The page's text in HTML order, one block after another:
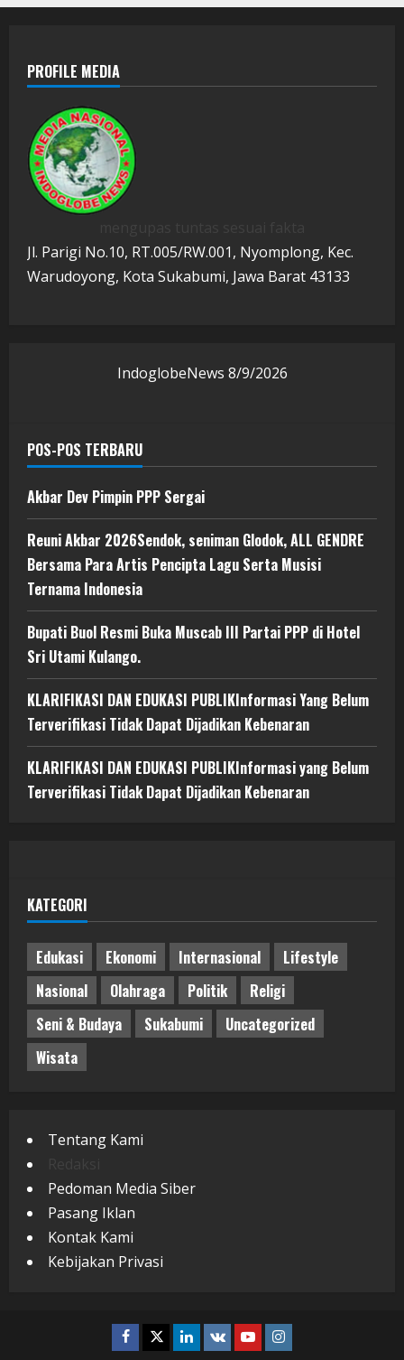
PROFILE MEDIA
Jl. Parigi No.10, RT.005/RW.001, Nyomplong, Kec.
Warudoyong, Kota Sukabumi, Jawa Barat 43133
IndoglobeNews 8/9/2026
POS-POS TERBARU
Akbar Dev Pimpin PPP Sergai
Reuni Akbar 2026Sendok, seniman Glodok, ALL GENDRE
Bersama Para Artis Pencipta Lagu Serta Musisi
Ternama Indonesia
Bupati Buol Resmi Buka Muscab III Partai PPP di Hotel
Sri Utami Kulango.
KLARIFIKASI DAN EDUKASI PUBLIKInformasi Yang Belum
Terverifikasi Tidak Dapat Dijadikan Kebenaran
KLARIFIKASI DAN EDUKASI PUBLIKInformasi yang Belum
Terverifikasi Tidak Dapat Dijadikan Kebenaran
KATEGORI
Edukasi Ekonomi Internasional
Lifestyle
Nasional
Olahraga Politik
Religi
Seni & Budaya
Sukabumi
Uncategorized
Wisata
Tentang Kami
Pedoman Media Siber
Pasang Iklan
Kontak Kami
Kebijakan Privasi
Facebook
TwitterLinkedin
VK YoutubeInstagram